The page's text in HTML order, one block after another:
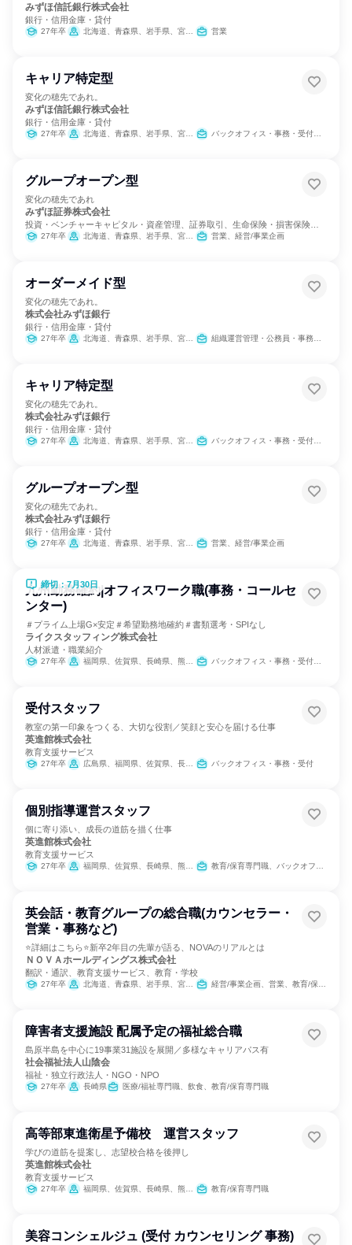
みずほ信託銀行株式会社
銀行・信用金庫・貸付
27年卒 北海道、青森県、岩手県、宮城県、秋田県、山形県、福島県、茨城県、栃木県、群馬県、埼玉県、千葉県、東京都、神奈川県、新潟県、富山県、石川県、福井県、山梨県、長野県、岐阜県、静岡県、愛知県、三重県、滋賀県、京都府、大阪府、兵庫県、奈良県、和歌山県、鳥取県、島根県、岡山県、広島県、山口県、徳島県、香川県、愛媛県、高知県、福岡県、佐賀県、長崎県、熊本県、大分県、宮崎県、鹿児島県、沖縄県 営業
キャリア特定型
変化の穂先であれ。
みずほ信託銀行株式会社
銀行・信用金庫・貸付
27年卒 北海道、青森県、岩手県、宮城県、秋田県、山形県、福島県、茨城県、栃木県、群馬県、埼玉県、千葉県、東京都、神奈川県、新潟県、富山県、石川県、福井県、山梨県、長野県、岐阜県、静岡県、愛知県、三重県、滋賀県、京都府、大阪府、兵庫県、奈良県、和歌山県、鳥取県、島根県、岡山県、広島県、山口県、徳島県、香川県、愛媛県、高知県、福岡県、佐賀県、長崎県、熊本県、大分県、宮崎県、鹿児島県、沖縄県 バックオフィス・事務・受付、営業、金融専門職、経営/事業企画、不動産専門職、組織運営管理・公務員・事務系職種
グループオープン型
変化の穂先であれ
みずほ証券株式会社
投資・ベンチャーキャピタル・資産管理、証券取引、生命保険・損害保険・
保険サービス
27年卒 北海道、青森県、岩手県、宮城県、秋田県、山形県、福島県、茨城県、栃木県、群馬県、埼玉県、千葉県、東京都、神奈川県、新潟県、富山県、石川県、福井県、山梨県、長野県、岐阜県、静岡県、愛知県、三重県、滋賀県、京都府、大阪府、兵庫県、奈良県、和歌山県、鳥取県、島根県、岡山県、広島県、山口県、徳島県、香川県、愛媛県、高知県、福岡県、佐賀県、長崎県、熊本県、大分県、宮崎県、鹿児島県、沖縄県 営業、経営/事業企画
オーダーメイド型
変化の穂先であれ。
株式会社みずほ銀行
銀行・信用金庫・貸付
27年卒 北海道、青森県、岩手県、宮城県、秋田県、山形県、福島県、茨城県、栃木県、群馬県、埼玉県、千葉県、東京都、神奈川県、新潟県、富山県、石川県、福井県、山梨県、長野県、岐阜県、静岡県、愛知県、三重県、滋賀県、京都府、大阪府、兵庫県、奈良県、和歌山県、鳥取県、島根県、岡山県、広島県、山口県、徳島県、香川県、愛媛県、高知県、福岡県、佐賀県、長崎県、熊本県、大分県、宮崎県、鹿児島県、沖縄県 組織運営管理・公務員・事務系職種
キャリア特定型
変化の穂先であれ。
株式会社みずほ銀行
銀行・信用金庫・貸付
27年卒 北海道、青森県、岩手県、宮城県、秋田県、山形県、福島県、茨城県、栃木県、群馬県、埼玉県、千葉県、東京都、神奈川県、新潟県、富山県、石川県、福井県、山梨県、長野県、岐阜県、静岡県、愛知県、三重県、滋賀県、京都府、大阪府、兵庫県、奈良県、和歌山県、鳥取県、島根県、岡山県、広島県、山口県、徳島県、香川県、愛媛県、高知県、福岡県、佐賀県、長崎県、熊本県、大分県、宮崎県、鹿児島県、沖縄県 バックオフィス・事務・受付、IT、営業、金融専門職、組織運営管理・公務員・事務系職種、経営/事業企画
グループオープン型
変化の穂先であれ。
株式会社みずほ銀行
銀行・信用金庫・貸付
27年卒 北海道、青森県、岩手県、宮城県、秋田県、山形県、福島県、茨城県、栃木県、群馬県、埼玉県、千葉県、東京都、神奈川県、新潟県、富山県、石川県、福井県、山梨県、長野県、岐阜県、静岡県、愛知県、三重県、滋賀県、京都府、大阪府、兵庫県、奈良県、和歌山県、鳥取県、島根県、岡山県、広島県、山口県、徳島県、香川県、愛媛県、高知県、福岡県、佐賀県、長崎県、熊本県、大分県、宮崎県、鹿児島県、沖縄県 営業、経営/事業企画
締切：7月30日
九州勤務確約|オフィスワーク職(事務・コールセ
ンター)
＃プライム上場G×安定＃希望勤務地確約＃書類選考・SPIなし
ライクスタッフィング株式会社
人材派遣・職業紹介
27年卒 福岡県、佐賀県、長崎県、熊本県、大分県、宮崎県、鹿児島県 バックオフィス・事務・受付、IT、営業、サービス/接客、小売販売/流通、医療/福祉専門職、SCM/生産管理/購買/物流、人事、広報/IR、建築/土木/プラント専門職、カスタマーサポート/コールセンター
受付スタッフ
教室の第一印象をつくる、大切な役割／笑顔と安心を届ける仕事
英進館株式会社
教育支援サービス
27年卒 広島県、福岡県、佐賀県、長崎県、熊本県、大分県、宮崎県、鹿児島県 バックオフィス・事務・受付
個別指導運営スタッフ
個に寄り添い、成長の道筋を描く仕事
英進館株式会社
教育支援サービス
27年卒 福岡県、佐賀県、長崎県、熊本県、大分県、宮崎県、鹿児島県 教育/保育専門職、バックオフィス・事務・受付
英会話・教育グループの総合職(カウンセラー・
営業・事務など)
⭐詳細はこちら⭐新卒2年目の先輩が語る、NOVAのリアルとは
ＮＯＶＡホールディングス株式会社
翻訳・通訳、教育支援サービス、教育・学校
27年卒 北海道、青森県、岩手県、宮城県、秋田県、山形県、福島県、茨城県、栃木県、群馬県、埼玉県、千葉県、東京都、神奈川県、新潟県、富山県、石川県、福井県、山梨県、長野県、岐阜県、静岡県、愛知県、三重県、滋賀県、京都府、大阪府、兵庫県、奈良県、和歌山県、鳥取県、島根県、岡山県、広島県、山口県、徳島県、香川県、愛媛県、高知県、福岡県、佐賀県、長崎県、熊本県、大分県、宮崎県、鹿児島県、沖縄県 経営/事業企画、営業、教育/保育専門職、バックオフィス・事務・受付、経理/税務/財務、人事、総務、法務/知財、製造・生産工程、商品企画、マーケティング・広告・宣伝
障害者支援施設 配属予定の福祉総合職
島原半島を中心に19事業31施設を展開／多様なキャリアパス有
社会福祉法人山陰会
福祉・独立行政法人・NGO・NPO
27年卒 長崎県 医療/福祉専門職、飲食、教育/保育専門職
高等部東進衛星予備校 運営スタッフ
学びの道筋を提案し、志望校合格を後押し
英進館株式会社
教育支援サービス
27年卒 福岡県、佐賀県、長崎県、熊本県、大分県、鹿児島県 教育/保育専門職
美容コンシェルジュ (受付 カウンセリング 事務)